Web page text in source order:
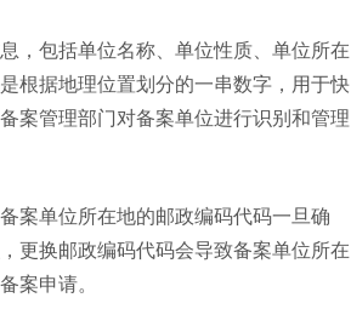
，包括单位名称、单位性质、单位所在
根据地理位置划分的一串数字，用于快
案管理部门对备案单位进行识别和管理
案单位所在地的邮政编码代码一旦确
更换邮政编码代码会导致备案单位所在
案申请。